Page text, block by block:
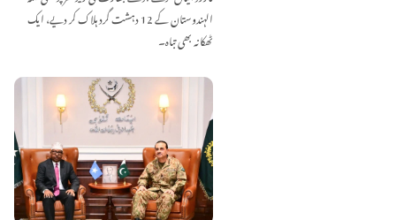
الہندوستان کے 12 دہشت گرد ہلاک کر دیے، ایک
ٹھکانہ بھی تباہ۔